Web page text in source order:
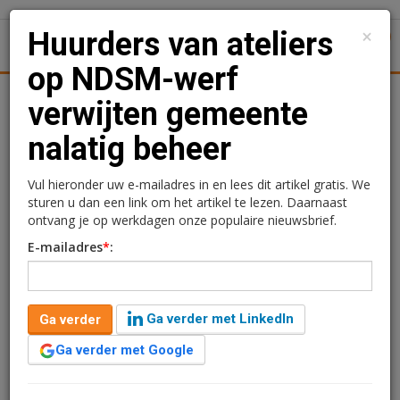
Nieuws Uitgelicht
Huurders van ateliers op
NDSM-werf verwijten
gemeente nalatig beheer
Huurders van creatieve werkruimtes in de Y-helling op
de Amsterdamse NDSM-werf zijn ontevreden over de
gemeente Amsterdam als verhuurder. Zij klagen over
×
Huurders van ateliers
op NDSM-werf
verwijten gemeente
nalatig beheer
Vul hieronder uw e-mailadres in en lees dit artikel gratis. We
sturen u dan een link om het artikel te lezen. Daarnaast
ontvang je op werkdagen onze populaire nieuwsbrief.
E-mailadres*:
Ga verder
Ga verder met LinkedIn
Ga verder met Google